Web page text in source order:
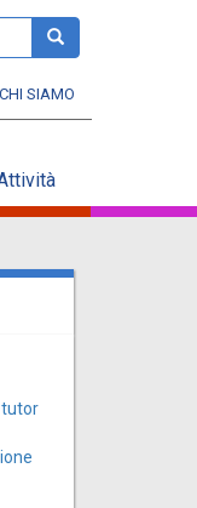
cerca
CHI SIAMO